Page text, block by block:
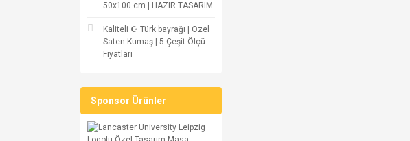
50x100 cm | HAZIR TASARIM
Kaliteli ☪ Türk bayrağı | Özel
Saten Kumaş | 5 Çeşit Ölçü
Fiyatları
Sponsor Ürünler